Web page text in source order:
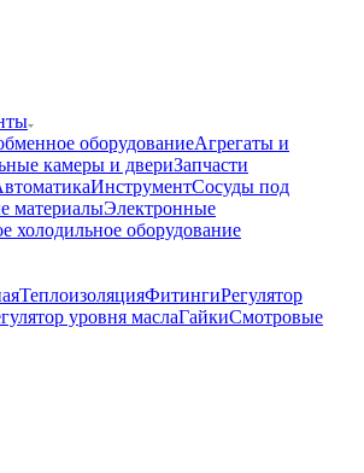
оборудованиеАгрегаты и
камеры и двериЗапчасти
ИнструментСосуды под
материалыЭлектронные
холодильное оборудование
ТеплоизоляцияФитингиРегулятор
уровня маслаГайкиСмотровые